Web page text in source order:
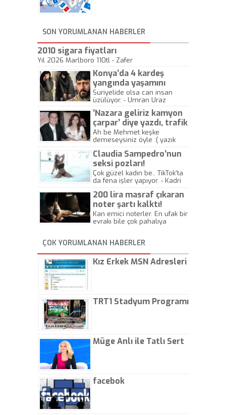
SON YORUMLANAN HABERLER
2010 sigara fiyatları
Yıl 2026 Marlboro 110tl - Zafer
Konya’da 4 kardeş
yangında yaşamını
yitirdi
Suriyelide olsa can insan
üzülüyor. - Umran Uraz
’Nazara geliriz kamyon
çarpar’ diye yazdı, trafik
kazasında öldü!
Ah be Mehmet keşke
demeseysiniz öyle :( yazık
Claudia Sampedro’nun
seksi pozları!
Çok güzel kadın be.. TikTok'ta
da fena işler yapıyor. - Kadri
200 lira masraf çıkaran
noter şartı kalktı!
Kan emici noterler. En ufak bir
evrakı bile çok pahalıya
kaptırıyorsunuz. - Kayhan
Gezenti
ÇOK YORUMLANAN HABERLER
Kız Erkek MSN Adresleri
TRT1 Stadyum Programı
Müge Anlı ile Tatlı Sert
facebok